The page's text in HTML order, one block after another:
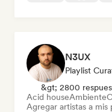
N3UX
Playlist
&gt; 2800
Acid houseAmbiente
Agregar artistas a